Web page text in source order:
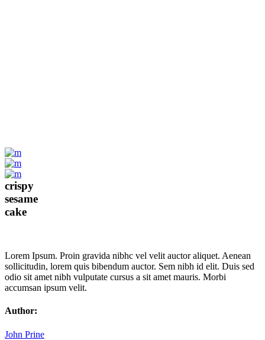
crispy
sesame
cake
Lorem Ipsum. Proin gravida nibhc vel velit auctor aliquet. Aenean
sollicitudin, lorem quis bibendum auctor. Sem nibh id elit. Duis sed
odio sit amet nibh vulputate cursus a sit amet mauris. Morbi
accumsan ipsum velit.
Author:
John Prine